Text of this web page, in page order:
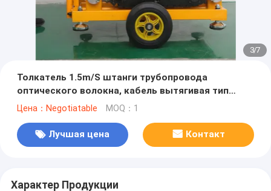
3/7
Толкатель 1.5m/S штанги трубопровода
оптического волокна, кабель вытягивая тип
Crawler машины 45mm
Цена：Negotiatable MOQ：1
Лучшая цена Контакт
Характер Продукции